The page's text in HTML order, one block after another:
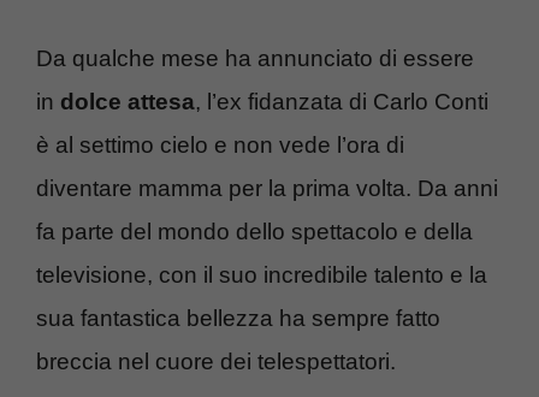
Da qualche mese ha annunciato di essere
in dolce attesa, l’ex fidanzata di Carlo Conti
è al settimo cielo e non vede l’ora di
diventare mamma per la prima volta. Da anni
fa parte del mondo dello spettacolo e della
televisione, con il suo incredibile talento e la
sua fantastica bellezza ha sempre fatto
breccia nel cuore dei telespettatori.